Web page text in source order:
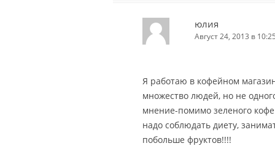
юлия
Август 24, 2013 в
Я работаю в кофейном
множество людей, но не
мнение-помимо зеленого
надо соблюдать диету,
побольше фруктов!!!!